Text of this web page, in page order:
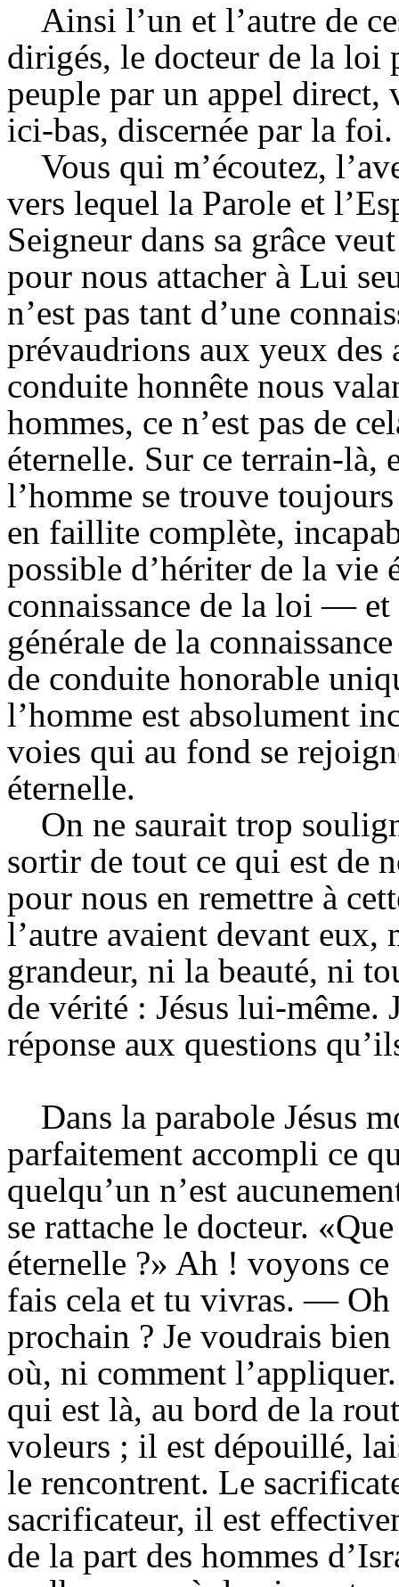
Ainsi l’un et l’autre de
dirigés, le docteur de la loi
peuple par un appel direct,
ici-bas, discernée par la foi.
Vous qui m’écoutez,
vers lequel la Parole et
Seigneur dans sa grâce
pour nous attacher à Lui
n’est pas tant d’une
prévaudrions aux yeux des
conduite honnête nous
hommes, ce n’est pas de
éternelle. Sur ce terrain-là,
l’homme se trouve
en faillite complète,
possible d’hériter de la vie
connaissance de la loi — et
générale de la
de conduite honorable
l’homme est absolument
voies qui au fond se
éternelle.
On ne saurait trop
sortir de tout ce qui est de
pour nous en remettre à
l’autre avaient devant eux,
grandeur, ni la beauté, ni
de vérité : Jésus lui-même.
réponse aux questions
Dans la parabole Jésus
parfaitement accompli ce
quelqu’un n’est
se rattache le docteur.
éternelle ?» Ah ! voyons
fais cela et tu vivras. — Oh
prochain ? Je voudrais
où, ni comment
qui est là, au bord de la
voleurs ; il est dépouillé,
le rencontrent. Le
sacrificateur, il est
de la part des hommes